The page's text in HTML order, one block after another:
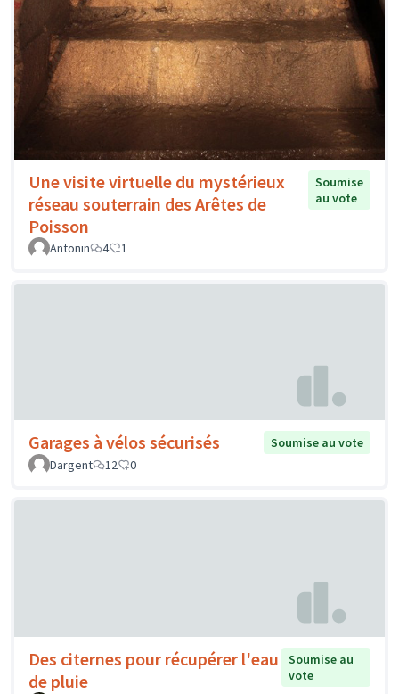
Une visite virtuelle du mystérieux
réseau souterrain des Arêtes de
Poisson
Soumise
au vote
Antonin 4 1
Garages à vélos sécurisés
Soumise au vote
Dargent
12 0
Des citernes pour récupérer l'eau
de pluie
Soumise au
vote